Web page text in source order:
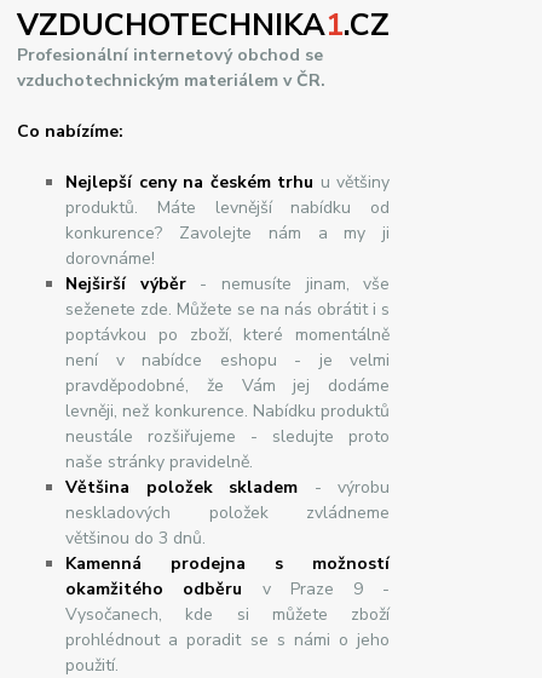
VZDUCHOTECHNIKA1.CZ
Profesionální internetový obchod se
vzduchotechnickým materiálem v ČR.
Co nabízíme:
Nejlepší ceny na českém trhu u většiny
produktů. Máte levnější nabídku od
konkurence? Zavolejte nám a my ji
dorovnáme!
Nejširšívýběr- nemusíte jinam, vše
seženete zde. Můžete se na nás obrátit i s
poptávkou po zboží, které momentálně
není v nabídce eshopu - je velmi
pravděpodobné, že Vám jej dodáme
levněji, než konkurence. Nabídku produktů
neustále rozšiřujeme - sledujte proto
naše stránky pravidelně.
Většina položek skladem - výrobu
neskladových položek zvládneme
většinou do 3 dnů.
Kamenná prodejna s možností
okamžitého odběru v Praze 9 -
Vysočanech, kde si můžete zboží
prohlédnout a poradit se s námi o jeho
použití.